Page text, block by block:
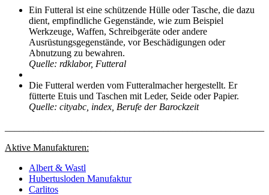
Ein Futteral ist eine schützende Hülle oder Tasche, die dazu
dient, empfindliche Gegenstände, wie zum Beispiel
Werkzeuge, Waffen, Schreibgeräte oder andere
Ausrüstungsgegenstände, vor Beschädigungen oder
Abnutzung zu bewahren.
Quelle: rdklabor, Futteral
Die Futteral werden vom Futteralmacher hergestellt. Er
fütterte Etuis und Taschen mit Leder, Seide oder Papier.
Quelle: cityabc, index, Berufe der Barockzeit
Aktive Manufakturen:
Albert & Wastl
Hubertusloden Manufaktur
Carlitos